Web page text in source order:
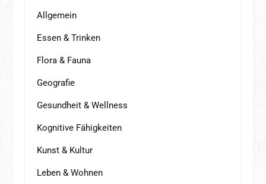
Allgemein
Essen & Trinken
Flora & Fauna
Geografie
Gesundheit & Wellness
Kognitive Fähigkeiten
Kunst & Kultur
Leben & Wohnen